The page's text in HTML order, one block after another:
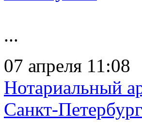
...
07 апреля 11:08
Нотариальный
Санкт-